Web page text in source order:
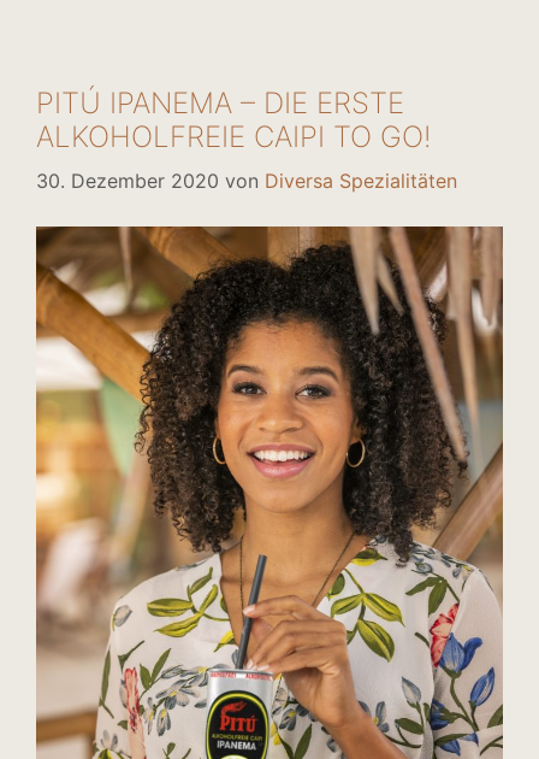
PITÚ IPANEMA – DIE ERSTE
ALKOHOLFREIE CAIPI TO GO!
30. Dezember 2020 von Diversa Spezialitäten